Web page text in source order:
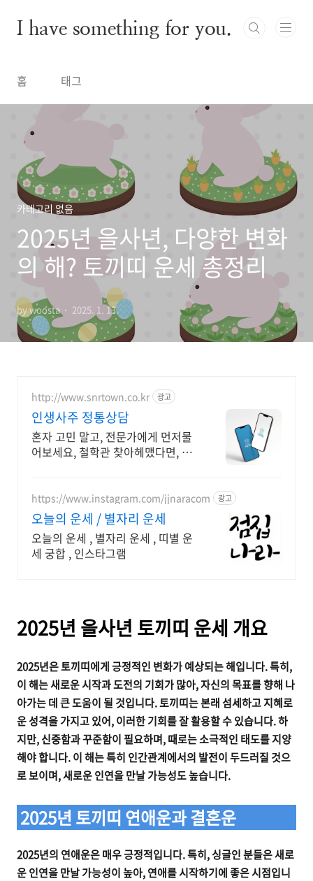
I have something for you.
홈 태그
카테고리 없음
2025년 을사년, 다양한 변화
의 해? 토끼띠 운세 총정리
by woosta 2025. 1. 13.
http://www.snrtown.co.kr 광고
인생사주 정통상담
혼자 고민 말고, 전문가에게 먼저물
어보세요, 철학관 찾아헤맸다면, 여
https://www.instagram.com/jjnaracom 광고
오늘의 운세 / 별자리 운세
오늘의 운세 , 별자리 운세 , 띠별 운
세 궁합 , 인스타그램
2025년 을사년 토끼띠 운세 개요
2025년은 토끼띠에게 긍정적인 변화가 예상되는 해입니다. 특히,
이 해는 새로운 시작과 도전의 기회가 많아, 자신의 목표를 향해 나
아가는 데 큰 도움이 될 것입니다. 토끼띠는 본래 섬세하고 지혜로
운 성격을 가지고 있어, 이러한 기회를 잘 활용할 수 있습니다. 하
지만, 신중함과 꾸준함이 필요하며, 때로는 소극적인 태도를 지양
해야 합니다. 이 해는 특히 인간관계에서의 발전이 두드러질 것으
로 보이며, 새로운 인연을 만날 가능성도 높습니다.
2025년 토끼띠 연애운과 결혼운
2025년의 연애운은 매우 긍정적입니다. 특히, 싱글인 분들은 새로
운 인연을 만날 가능성이 높아, 연애를 시작하기에 좋은 시점입니